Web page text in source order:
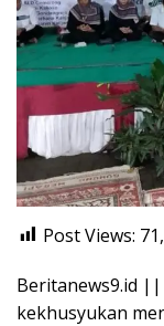
Post Views:
Beritanews9.id ||
kekhusyukan